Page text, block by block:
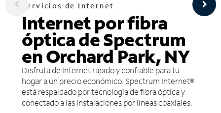
Servicios de Internet
Internet por fibra
óptica de Spectrum
en Orchard Park, NY
Disfruta de Internet rápido y confiable para tu
hogar a un precio económico. Spectrum Internet®
está respaldado por tecnología de fibra óptica y
conectado a las instalaciones por líneas coaxiales.